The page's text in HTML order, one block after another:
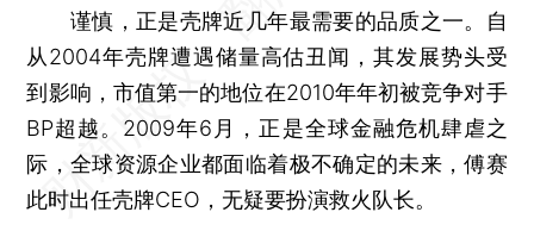
谨慎，正是壳牌近几年最需要的品质之一。自
从2004年壳牌遭遇储量高估丑闻，其发展势头受
到影响，市值第一的地位在2010年年初被竞争对手
BP超越。2009年6月，正是全球金融危机肆虐之
际，全球资源企业都面临着极不确定的未来，傅赛
此时出任壳牌CEO，无疑要扮演救火队长。